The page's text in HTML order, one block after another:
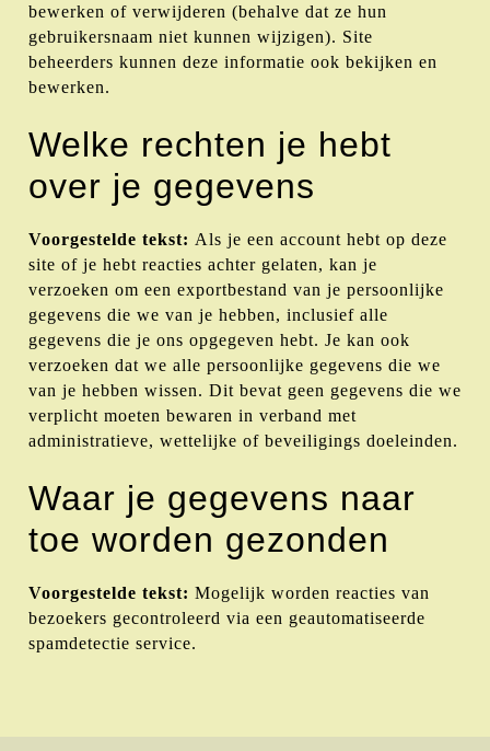
bewerken of verwijderen (behalve dat ze hun
gebruikersnaam niet kunnen wijzigen). Site
beheerders kunnen deze informatie ook bekijken en
bewerken.
Welke rechten je hebt
over je gegevens
Voorgestelde tekst: Als je een account hebt op deze
site of je hebt reacties achter gelaten, kan je
verzoeken om een exportbestand van je persoonlijke
gegevens die we van je hebben, inclusief alle
gegevens die je ons opgegeven hebt. Je kan ook
verzoeken dat we alle persoonlijke gegevens die we
van je hebben wissen. Dit bevat geen gegevens die we
verplicht moeten bewaren in verband met
administratieve, wettelijke of beveiligings doeleinden.
Waar je gegevens naar
toe worden gezonden
Voorgestelde tekst: Mogelijk worden reacties van
bezoekers gecontroleerd via een geautomatiseerde
spamdetectie service.